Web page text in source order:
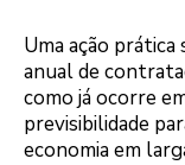
Uma ação prática
anual de
como já ocorre
previsibilidade
economia em